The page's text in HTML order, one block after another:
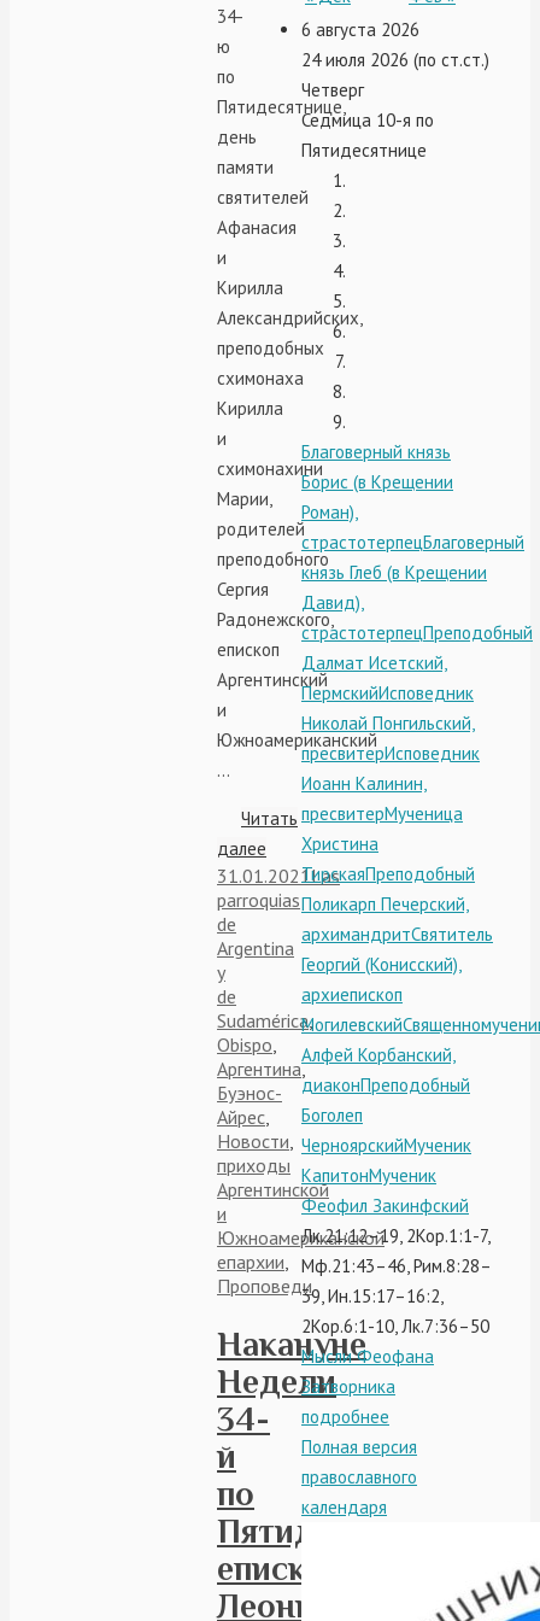
34-
ю
по
Пятидесятнице,
день
памяти
святителей
Афанасия
и
Кирилла
Александрийских,
преподобных
схимонаха
Кирилла
и
схимонахини
Марии,
родителей
преподобного
Сергия
Радонежского,
епископ
Аргентинский
и
Южноамериканский
…
Читать
далее
31.01.2021Las
parroquias
de
Argentina
y
de
Sudamérica,
Obispo
Аргентина,
Буэнос-
Айрес
Новости
приходы
Аргентинской
и
Южноамериканской
епархии
Проповеди
Накануне
Недели
34-
й
по
Пятидесятнице
епископ
Леонид
6 августа 2026
24 июля 2026 (по ст.ст.)
Четверг
Седмица 10-я по
Пятидесятнице
Благоверный князь
Борис (в Крещении
Роман),
страстотерпецБлаговерный
князь Глеб (в Крещении
Давид),
страстотерпецПреподобный
Далмат Исетский,
ПермскийИсповедник
Николай Понгильский,
пресвитерИсповедник
Иоанн Калинин,
пресвитерМученица
Христина
ТирскаяПреподобный
Поликарп Печерский,
архимандритСвятитель
Георгий (Конисский),
архиепископ
Могилевский
Алфей Корбанский,
диаконПреподобный
Боголеп
ЧерноярскийМученик
КапитонМученик
Феофил Закинфский
Лк.21:12–19, 2Кор.1:1-7,
Мф.21:43–46, Рим.8:28–
39, Ин.15:17–16:2,
2Кор.6:1-10, Лк.7:36–50
Мысли Феофана
Затворника
подробнее
Полная версия
православного
календаря